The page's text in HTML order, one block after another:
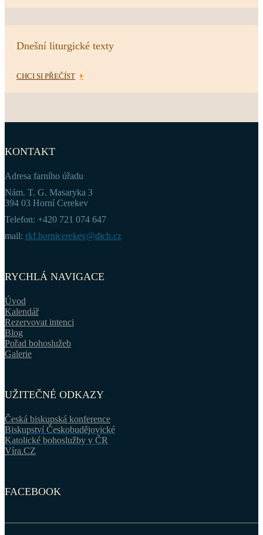
Dnešní liturgické texty
CHCI SI PŘEČÍST
KONTAKT
Adresa farního úřadu
Nám. T. G. Masaryka 3
394 03 Horní Cerekev
Telefon: +420 721 074 647
mail: rkf.hornicerekev@dicb.cz
RYCHLÁ NAVIGACE
Úvod
Kalendář
Rezervovat intenci
Blog
Pořad bohoslužeb
Galerie
UŽITEČNÉ ODKAZY
Česká biskupská konference
Biskupství Českobudějovické
Katolické bohoslužby v ČR
Víra.CZ
FACEBOOK